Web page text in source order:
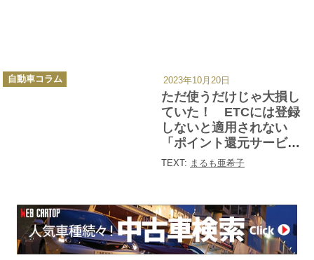
ただ使うだけじゃ大損し
ていた！ ETCには登録
しないと適用されない
「ポイント還元サービ
ス」がある
TEXT: まるも亜希子
カ
テ
自動車コラム 2023年10月20日